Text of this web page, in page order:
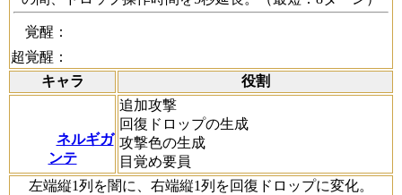
覚醒：
超覚醒：
キャラ
役割
ネルギガ
ンテ
追加攻撃
回復ドロップの生成
攻撃色の生成
目覚め要員
左端縦1列を闇に、右端縦1列を回復ドロップに変化。